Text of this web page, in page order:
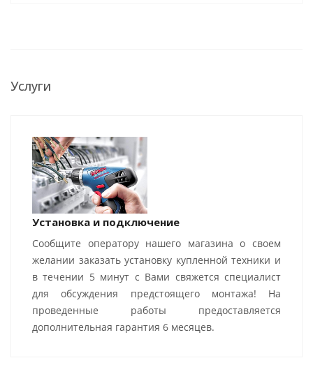
Услуги
Установка и подключение
Сообщите оператору нашего магазина о своем
желании заказать установку купленной техники и
в течении 5 минут с Вами свяжется специалист
для обсуждения предстоящего монтажа! На
проведенные работы предоставляется
дополнительная гарантия 6 месяцев.